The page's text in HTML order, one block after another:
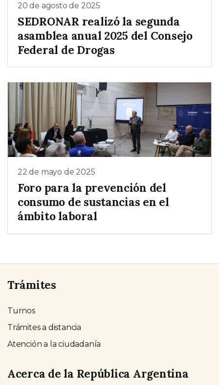
20 de agosto de 2025
SEDRONAR realizó la segunda
asamblea anual 2025 del Consejo
Federal de Drogas
22 de mayo de 2025
Foro para la prevención del
consumo de sustancias en el
ámbito laboral
Trámites
Turnos
Trámites a distancia
Atención a la ciudadanía
Acerca de la República Argentina